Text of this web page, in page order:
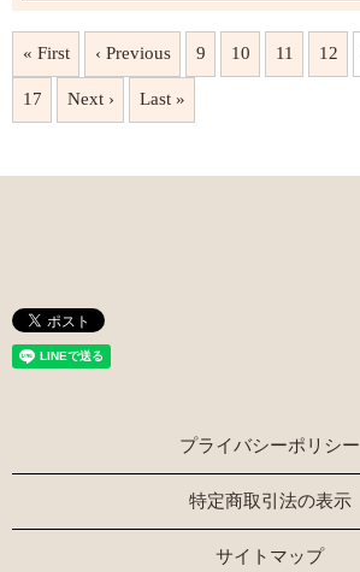
« First ‹ Previous 9 10 11 12
17 Next › Last »
プライバシーポリシー
特定商取引法の表示
サイトマップ